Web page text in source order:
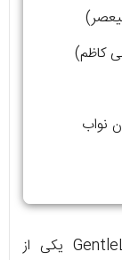
کاظم)
نواب
لیزر الکس کندلا با نام تجاری GentleLase Pro یکی از